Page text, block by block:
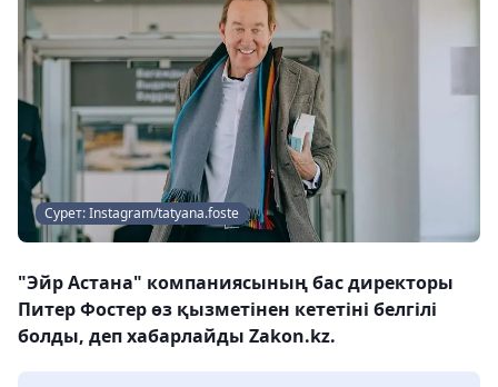
Сурет: Instagram/tatyana.foste
"Эйр Астана" компаниясының бас директоры
Питер Фостер өз қызметінен кететіні белгілі
болды, деп хабарлайды Zakon.kz.